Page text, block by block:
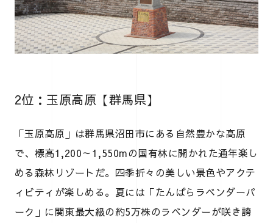
2位：玉原高原【群馬県】
「玉原高原」は群馬県沼田市にある自然豊かな高原
で、標高1,200～1,550mの国有林に開かれた通年楽し
める森林リゾートだ。四季折々の美しい景色やアクテ
ィビティが楽しめる。夏には「たんばらラベンダーパ
ーク」に関東最大級の約5万株のラベンダーが咲き誇